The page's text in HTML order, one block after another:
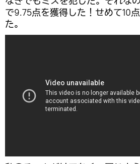
で9.75点を獲得した！せめて10
た。